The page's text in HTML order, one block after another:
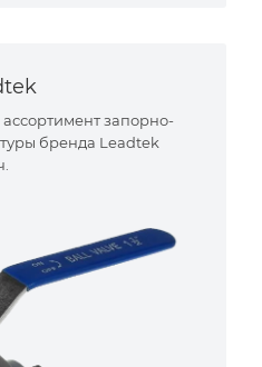
запорно-
бренда Leadtek